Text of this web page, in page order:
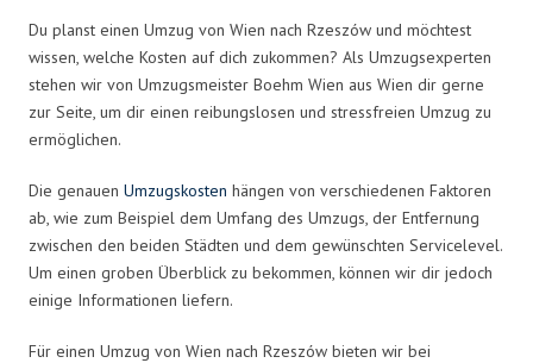
Du planst einen Umzug von Wien nach Rzeszów und möchtest
wissen, welche Kosten auf dich zukommen? Als Umzugsexperten
stehen wir von Umzugsmeister Boehm Wien aus Wien dir gerne
zur Seite, um dir einen reibungslosen und stressfreien Umzug zu
ermöglichen.
Die genauen Umzugskosten hängen von verschiedenen Faktoren
ab, wie zum Beispiel dem Umfang des Umzugs, der Entfernung
zwischen den beiden Städten und dem gewünschten Servicelevel.
Um einen groben Überblick zu bekommen, können wir dir jedoch
einige Informationen liefern.
Für einen Umzug von Wien nach Rzeszów bieten wir bei